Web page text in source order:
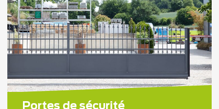
Portes de sécurité